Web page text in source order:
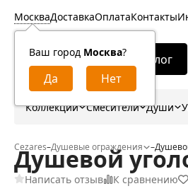
Москва
Ваш город Москва?
ДоставкаОплатаКонтакты
Каталог
Коллекции Смесители Души
Cezares–Душевые ограждения –
Душевой
Написать отзыв К сравнению